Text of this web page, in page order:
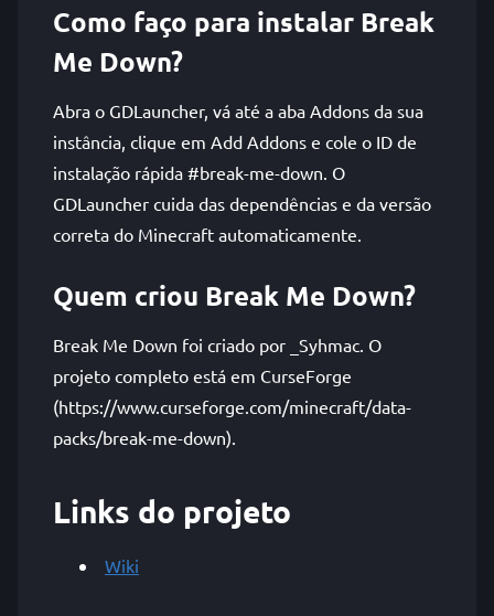
Como faço para instalar Break
Me Down?
Abra o GDLauncher, vá até a aba Addons da sua
instância, clique em Add Addons e cole o ID de
instalação rápida #break-me-down. O
GDLauncher cuida das dependências e da versão
correta do Minecraft automaticamente.
Quem criou Break Me Down?
Break Me Down foi criado por _Syhmac. O
projeto completo está em CurseForge
(https://www.curseforge.com/minecraft/data-
packs/break-me-down).
Links do projeto
Wiki